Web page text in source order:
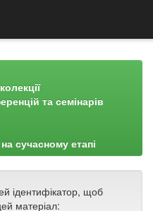
та семінарів
сучасному етапі
ідентифікатор, щоб
матеріал: